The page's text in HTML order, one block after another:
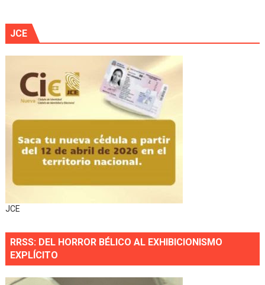
JCE
JCE
RRSS: DEL HORROR BÉLICO AL EXHIBICIONISMO
EXPLÍCITO